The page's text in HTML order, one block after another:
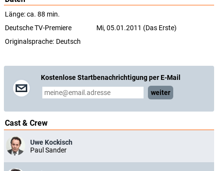
Länge: ca. 88 min.
Deutsche TV-Premiere
Mi, 05.01.2011 (Das Erste)
Originalsprache: Deutsch
Kostenlose Startbenachrichtigung per E-Mail
weiter
Cast & Crew
Uwe Kockisch
Paul Sander